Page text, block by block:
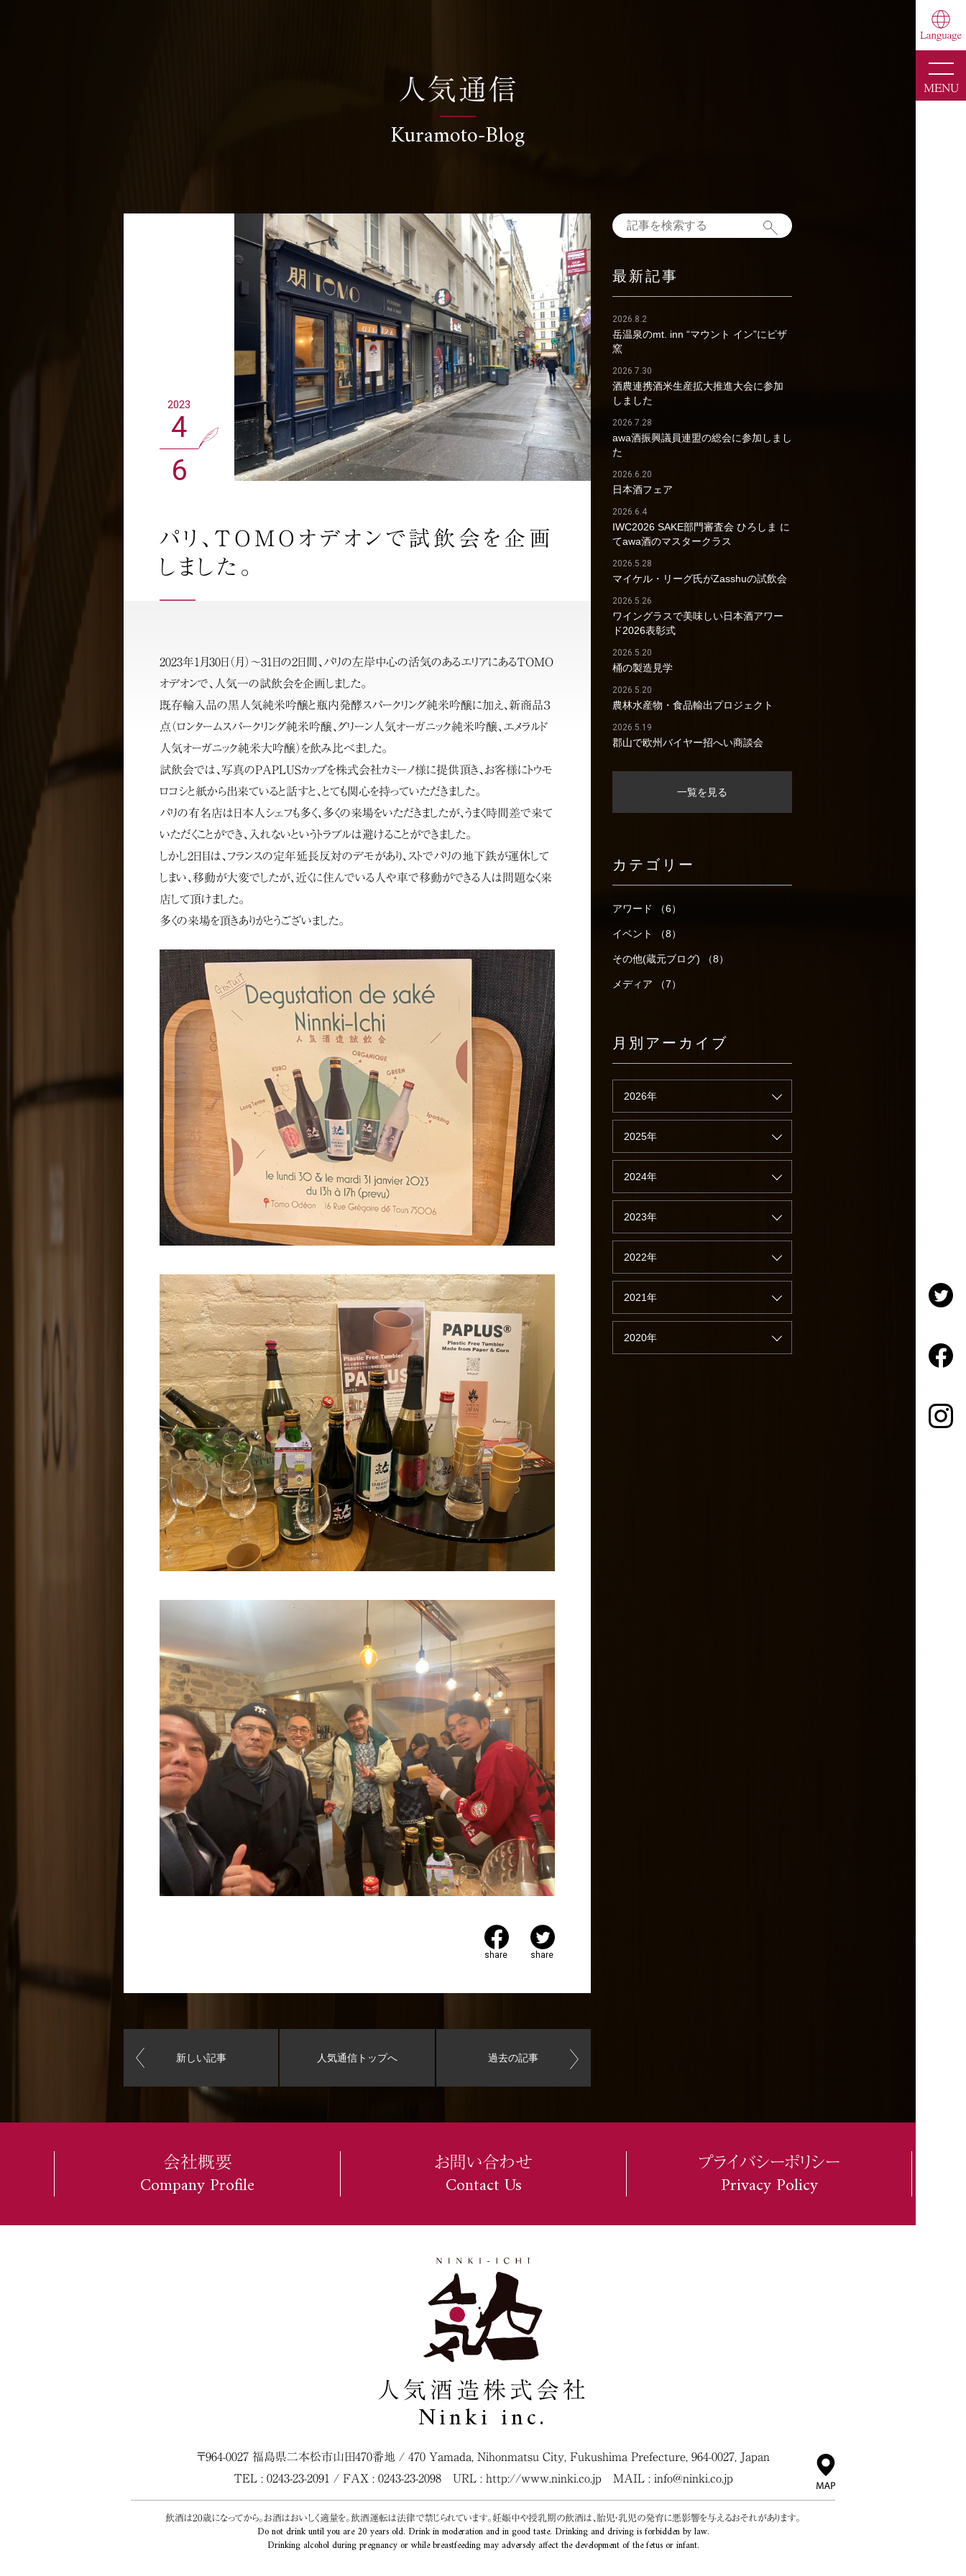
MENU
人気通信
Kuramoto-Blog
2023
4
6
パリ、TOMOオデオンで試飲会を企画
しました。
2023年1月30日（月）〜31日の2日間、パリの左岸中心の活気のあるエリアにあるTOMO
オデオンで、人気一の試飲会を企画しました。
既存輸入品の黒人気純米吟醸と瓶内発酵スパークリング純米吟醸に加え、新商品３
点（ロンタームスパークリング純米吟醸、グリーン人気オーガニック純米吟醸、エメラルド
人気オーガニック純米大吟醸）を飲み比べました。
試飲会では、写真のPAPLUSカップを株式会社カミーノ様に提供頂き、お客様にトウモ
ロコシと紙から出来ていると話すと、とても関心を持っていただきました。
パリの有名店は日本人シェフも多く、多くの来場をいただきましたが、うまく時間差で来て
いただくことができ、入れないというトラブルは避けることができました。
しかし2日目は、フランスの定年延長反対のデモがあり、ストでパリの地下鉄が運休して
しまい、移動が大変でしたが、近くに住んでいる人や車で移動ができる人は問題なく来
店して頂けました。
多くの来場を頂きありがとうございました。
share share
新しい記事 人気通信トップへ 過去の記事
最新記事
2026.8.2
岳温泉のmt. inn “マウント イン”にピザ
窯
2026.7.30
酒農連携酒米生産拡大推進大会に参加
しました
2026.7.28
awa酒振興議員連盟の総会に参加しまし
た
2026.6.20
日本酒フェア
2026.6.4
IWC2026 SAKE部門審査会 ひろしま に
てawa酒のマスタークラス
2026.5.28
マイケル・リーグ氏がZasshuの試飲会
2026.5.26
ワイングラスで美味しい日本酒アワー
ド2026表彰式
2026.5.20
桶の製造見学
2026.5.20
農林水産物・食品輸出プロジェクト
2026.5.19
郡山で欧州バイヤー招へい商談会
一覧を見る
カテゴリー
アワード （6）
イベント （8）
その他(蔵元ブログ) （8）
メディア （7）
月別アーカイブ
2026年
2025年
2024年
2023年
2022年
2021年
2020年
会社概要
Company Profile
お問い合わせ
Contact Us
プライバシーポリシー
Privacy Policy
人気酒造株式会社
Ninki inc.
〒964-0027 福島県二本松市山田470番地 / 470 Yamada, Nihonmatsu City, Fukushima Prefecture, 964-0027, Japan
TEL : 0243-23-2091 / FAX : 0243-23-2098 URL : http://www.ninki.co.jp MAIL : info@ninki.co.jp
飲酒は20歳になってから。お酒はおいしく適量を。飲酒運転は法律で禁じられています。妊娠中や授乳期の飲酒は、胎児・乳児の発育に悪影響を与えるおそれがあります。
Do not drink until you are 20 years old. Drink in moderation and in good taste. Drinking and driving is forbidden by law.
Drinking alcohol during pregnancy or while breastfeeding may adversely affect the development of the fetus or infant.